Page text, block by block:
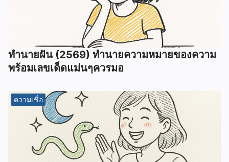
ทํานายฝัน (2569) ทํานายความหมายของความ
พร้อมเลขเด็ดแม่นๆควรมอ
ความเชื่อ